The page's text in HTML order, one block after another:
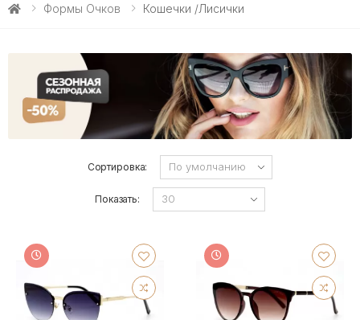
Формы Очков Кошечки /Лисички
Сортировка:
Показать: